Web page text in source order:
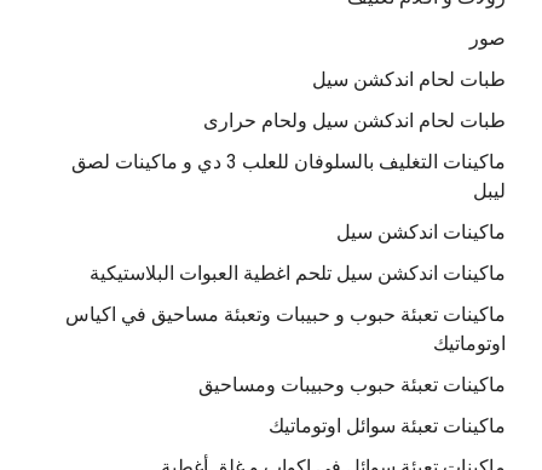
صور
طبات لحام اندكشن سيل
طبات لحام اندكشن سيل ولحام حرارى
ماكينات التغليف بالسلوفان للعلب 3 دي و ماكينات لصق
ليبل
ماكينات اندكشن سيل
ماكينات اندكشن سيل تلحم اغطية العبوات البلاستيكية
ماكينات تعبئة حبوب و حبيبات وتعبئة مساحيق في اكياس
اوتوماتيك
ماكينات تعبئة حبوب وحبيبات ومساحيق
ماكينات تعبئة سوائل اوتوماتيك